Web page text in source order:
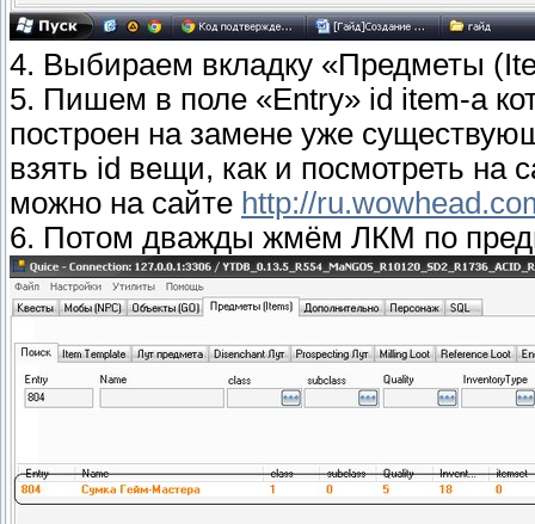
4. Выбираем вкладку «Предметы
5. Пишем в поле «Entry» id item-а
построен на замене уже
взять id вещи, как и посмотреть на
можно на сайте http://
6. Потом дважды жмём ЛКМ по